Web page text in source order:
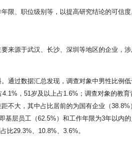
限、职位级别等，以提高研究结论的可信
来源于武汉、长沙、深圳等地区的企业，
通过数据汇总发现，调查对象中男性比例
，51岁及以上占1.6%；调查对象的教
大，其中占比居前的为国有企业（
层员工（62.5%）和工作年限为3年以内
比29.3%、10.8%、3.6%。